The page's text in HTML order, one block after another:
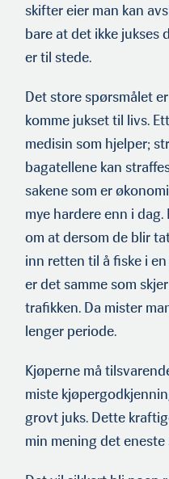
skifter eier man kan
bare at det ikke jukses
er til stede.
Det store spørsmålet
komme jukset til livs.
medisin som hjelper;
bagatellene kan
sakene som er
mye hardere enn i dag.
om at dersom de blir
inn retten til å fiske i
er det samme som
trafikken. Da mister
lenger periode.
Kjøperne må
miste
grovt juks. Dette
min mening det